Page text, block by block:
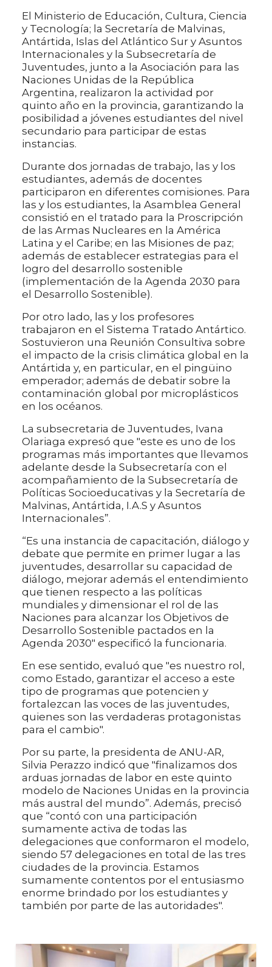
El Ministerio de Educación, Cultura, Ciencia
y Tecnología; la Secretaría de Malvinas,
Antártida, Islas del Atlántico Sur y Asuntos
Internacionales y la Subsecretaría de
Juventudes, junto a la Asociación para las
Naciones Unidas de la República
Argentina, realizaron la actividad por
quinto año en la provincia, garantizando la
posibilidad a jóvenes estudiantes del nivel
secundario para participar de estas
instancias.
Durante dos jornadas de trabajo, las y los
estudiantes, además de docentes
participaron en diferentes comisiones. Para
las y los estudiantes, la Asamblea General
consistió en el tratado para la Proscripción
de las Armas Nucleares en la América
Latina y el Caribe; en las Misiones de paz;
además de establecer estrategias para el
logro del desarrollo sostenible
(implementación de la Agenda 2030 para
el Desarrollo Sostenible).
Por otro lado, las y los profesores
trabajaron en el Sistema Tratado Antártico.
Sostuvieron una Reunión Consultiva sobre
el impacto de la crisis climática global en la
Antártida y, en particular, en el pingüino
emperador; además de debatir sobre la
contaminación global por microplásticos
en los océanos.
La subsecretaria de Juventudes, Ivana
Olariaga expresó que "este es uno de los
programas más importantes que llevamos
adelante desde la Subsecretaría con el
acompañamiento de la Subsecretaría de
Políticas Socioeducativas y la Secretaría de
Malvinas, Antártida, I.A.S y Asuntos
Internacionales”.
“Es una instancia de capacitación, diálogo y
debate que permite en primer lugar a las
juventudes, desarrollar su capacidad de
diálogo, mejorar además el entendimiento
que tienen respecto a las políticas
mundiales y dimensionar el rol de las
Naciones para alcanzar los Objetivos de
Desarrollo Sostenible pactados en la
Agenda 2030" especificó la funcionaria.
En ese sentido, evaluó que "es nuestro rol,
como Estado, garantizar el acceso a este
tipo de programas que potencien y
fortalezcan las voces de las juventudes,
quienes son las verdaderas protagonistas
para el cambio".
Por su parte, la presidenta de ANU-AR,
Silvia Perazzo indicó que "finalizamos dos
arduas jornadas de labor en este quinto
modelo de Naciones Unidas en la provincia
más austral del mundo”. Además, precisó
que “contó con una participación
sumamente activa de todas las
delegaciones que conformaron el modelo,
siendo 57 delegaciones en total de las tres
ciudades de la provincia. Estamos
sumamente contentos por el entusiasmo
enorme brindado por los estudiantes y
también por parte de las autoridades".